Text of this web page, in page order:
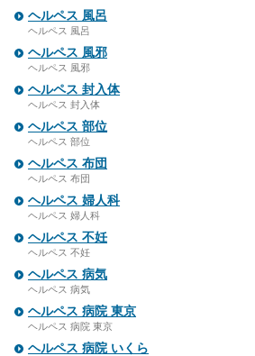
ヘルペス 風呂
ヘルペス 風呂
ヘルペス 風邪
ヘルペス 風邪
ヘルペス 封入体
ヘルペス 封入体
ヘルペス 部位
ヘルペス 部位
ヘルペス 布団
ヘルペス 布団
ヘルペス 婦人科
ヘルペス 婦人科
ヘルペス 不妊
ヘルペス 不妊
ヘルペス 病気
ヘルペス 病気
ヘルペス 病院 東京
ヘルペス 病院 東京
ヘルペス 病院 いくら